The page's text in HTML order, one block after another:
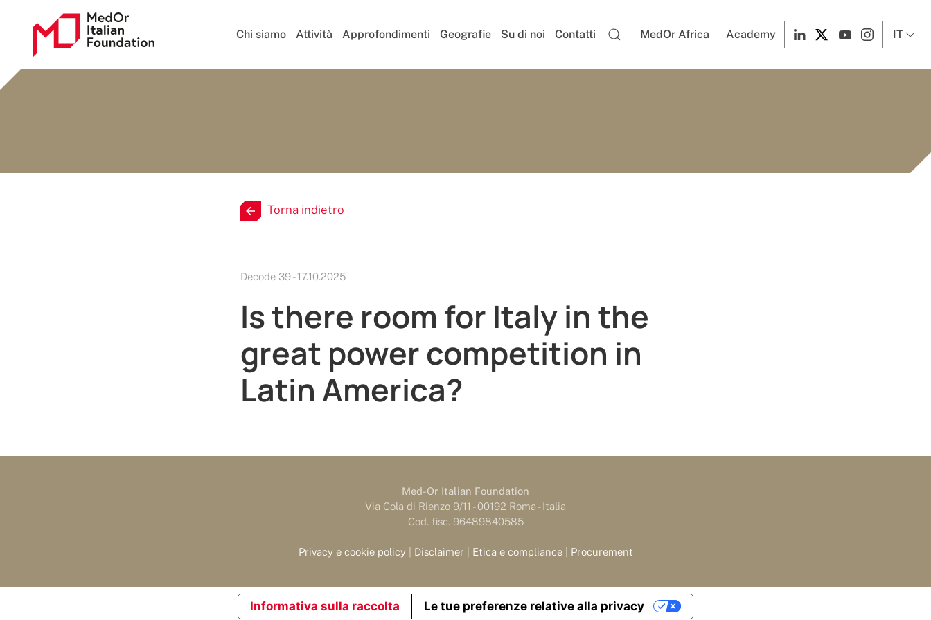
Chi siamo Attività Approfondimenti Geografie Su di noi Contatti MedOr Africa Academy IT
Torna indietro
Decode 39 - 17.10.2025
Is there room for Italy in the
great power competition in
Latin America?
Med-Or Italian Foundation
Via Cola di Rienzo 9/11 - 00192 Roma - Italia
Cod. fisc. 96489840585
Privacy e cookie policy Disclaimer Etica e compliance Procurement
Informativa sulla raccolta Le tue preferenze relative alla privacy